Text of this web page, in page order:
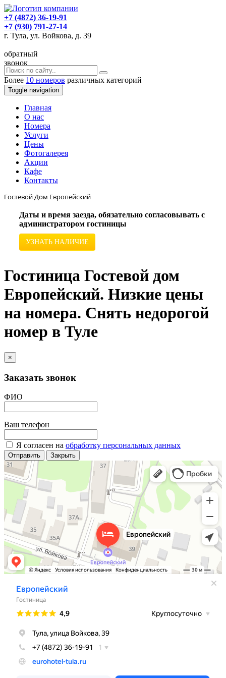
+7 (4872) 36-19-91
+7 (930) 791-27-14
г. Тула, ул. Войкова, д. 39
обратный
звонок
Более 10 номеров различных категорий
Toggle navigation
Главная
O нас
Номера
Услуги
Цены
Фотогалерея
Акции
Кафе
Контакты
Гостевой Дом Европейский
Даты и время заезда, обязательно согласовывать с
администратором гостиницы
УЗНАТЬ НАЛИЧИЕ
Гостиница Гостевой дом
Европейский. Низкие цены
на номера. Снять недорогой
номер в Туле
×
Заказать звонок
ФИО
Ваш телефон
Я согласен на обработку персональных данных
Отправить Закрыть